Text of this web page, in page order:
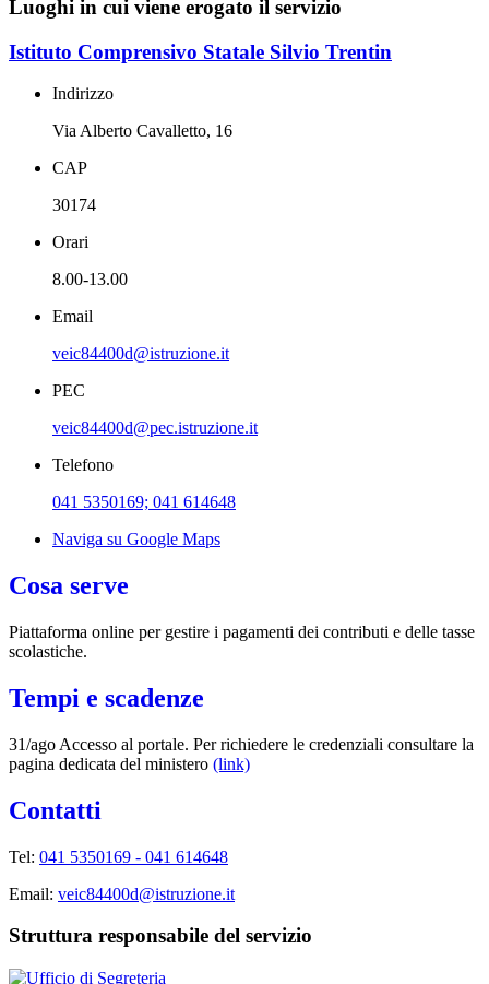
Luoghi in cui viene erogato il servizio
Istituto Comprensivo Statale Silvio Trentin
Indirizzo
Via Alberto Cavalletto, 16
CAP
30174
Orari
8.00-13.00
Email
veic84400d@istruzione.it
PEC
veic84400d@pec.istruzione.it
Telefono
041 5350169; 041 614648
Naviga su Google Maps
Cosa serve
Piattaforma online per gestire i pagamenti dei contributi e delle tasse
scolastiche.
Tempi e scadenze
31/ago Accesso al portale. Per richiedere le credenziali consultare la
pagina dedicata del ministero (link)
Contatti
Tel: 041 5350169 - 041 614648
Email: veic84400d@istruzione.it
Struttura responsabile del servizio